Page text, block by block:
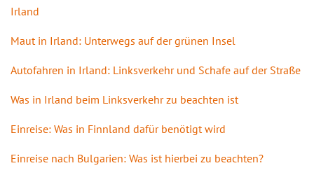
Irland
Maut in Irland: Unterwegs auf der grünen Insel
Autofahren in Irland: Linksverkehr und Schafe auf der Straße
Was in Irland beim Linksverkehr zu beachten ist
Einreise: Was in Finnland dafür benötigt wird
Einreise nach Bulgarien: Was ist hierbei zu beachten?